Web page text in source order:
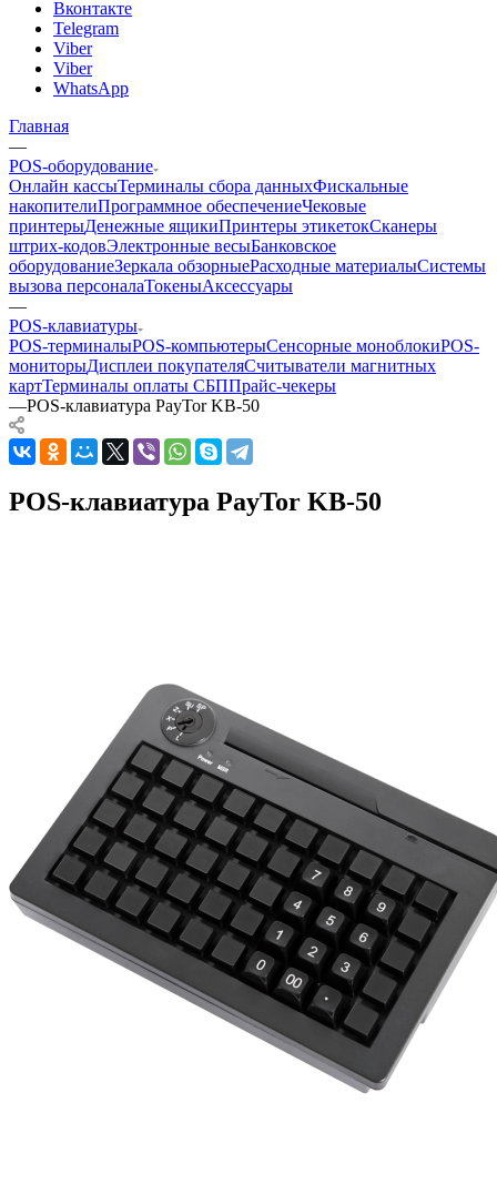
Вконтакте
Telegram
Viber
Viber
WhatsApp
Главная
—
POS-оборудование
Онлайн кассыТерминалы сбора данныхФискальные
накопителиПрограммное обеспечениеЧековые
принтерыДенежные ящикиПринтеры этикетокСканеры
штрих-кодовЭлектронные весыБанковское
оборудованиеЗеркала обзорныеРасходные материалыСистемы
вызова персоналаТокеныАксессуары
—
POS-клавиатуры
POS-терминалыPOS-компьютерыСенсорные моноблокиPOS-
мониторыДисплеи покупателяСчитыватели магнитных
картТерминалы оплаты СБППрайс-чекеры
—POS-клавиатура PayTor KB-50
POS-клавиатура PayTor KB-50